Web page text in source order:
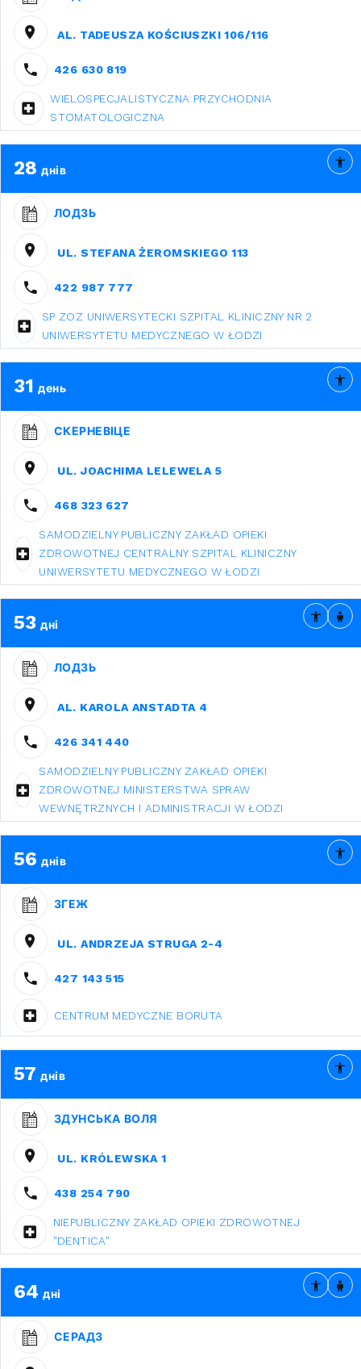
AL. TADEUSZA KOŚCIUSZKI 106/116
426 630 819
WIELOSPECJALISTYCZNA PRZYCHODNIA
STOMATOLOGICZNA
28 днів
ЛОДЗЬ
UL. STEFANA ŻEROMSKIEGO 113
422 987 777
SP ZOZ UNIWERSYTECKI SZPITAL KLINICZNY NR 2
UNIWERSYTETU MEDYCZNEGO W ŁODZI
31 день
СКЕРНЕВІЦЕ
UL. JOACHIMA LELEWELA 5
468 323 627
SAMODZIELNY PUBLICZNY ZAKŁAD OPIEKI
ZDROWOTNEJ CENTRALNY SZPITAL KLINICZNY
UNIWERSYTETU MEDYCZNEGO W ŁODZI
53 дні
ЛОДЗЬ
AL. KAROLA ANSTADTA 4
426 341 440
SAMODZIELNY PUBLICZNY ZAKŁAD OPIEKI
ZDROWOTNEJ MINISTERSTWA SPRAW
WEWNĘTRZNYCH I ADMINISTRACJI W ŁODZI
56 днів
ЗГЕЖ
UL. ANDRZEJA STRUGA 2-4
427 143 515
CENTRUM MEDYCZNE BORUTA
57 днів
ЗДУНСЬКА ВОЛЯ
UL. KRÓLEWSKA 1
438 254 790
NIEPUBLICZNY ZAKŁAD OPIEKI ZDROWOTNEJ
"DENTICA"
64 дні
СЕРАДЗ